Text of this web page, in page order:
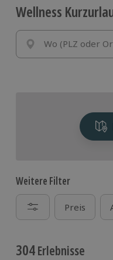
Wellness
Wo (PLZ oder
Weitere Filter
Preis
304Erlebnisse